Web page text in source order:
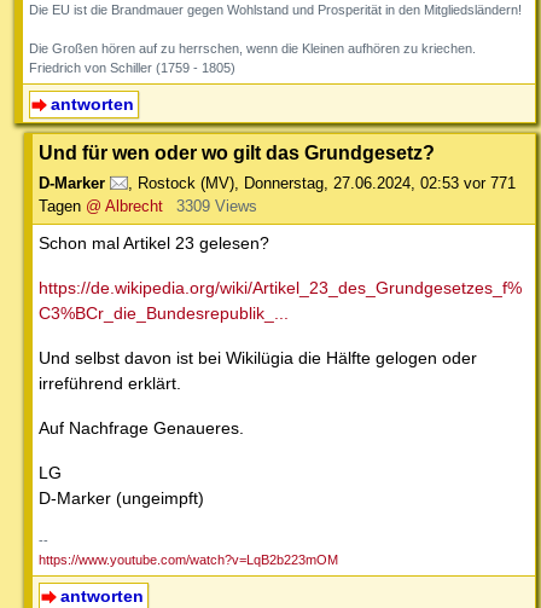
Die EU ist die Brandmauer gegen Wohlstand und Prosperität in den Mitgliedsländern!
Die Großen hören auf zu herrschen, wenn die Kleinen aufhören zu kriechen.
Friedrich von Schiller (1759 - 1805)
antworten
Und für wen oder wo gilt das Grundgesetz?
D-Marker , Rostock (MV), Donnerstag, 27.06.2024, 02:53 vor 771
Tagen @ Albrecht 3309 Views
Schon mal Artikel 23 gelesen?
https://de.wikipedia.org/wiki/Artikel_23_des_Grundgesetzes_f%
C3%BCr_die_Bundesrepublik_...
Und selbst davon ist bei Wikilügia die Hälfte gelogen oder
irreführend erklärt.
Auf Nachfrage Genaueres.
LG
D-Marker (ungeimpft)
--
https://www.youtube.com/watch?v=LqB2b223mOM
antworten